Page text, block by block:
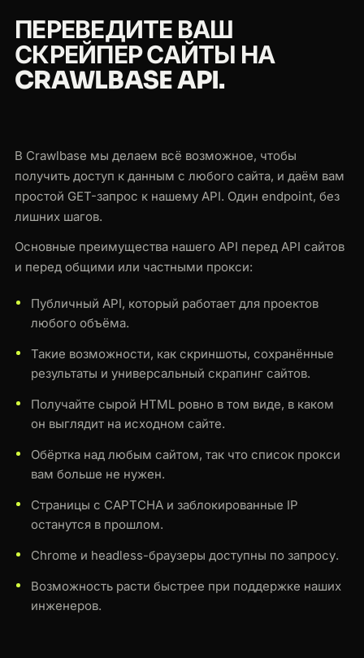
ПЕРЕВЕДИТЕ ВАШ
СКРЕЙПЕР САЙТЫ НА
CRAWLBASE API.
В Crawlbase мы делаем всё возможное, чтобы
получить доступ к данным с любого сайта, и даём вам
простой GET-запрос к нашему API. Один endpoint, без
лишних шагов.
Основные преимущества нашего API перед API сайтов
и перед общими или частными прокси:
Публичный API, который работает для проектов
любого объёма.
Такие возможности, как скриншоты, сохранённые
результаты и универсальный скрапинг сайтов.
Получайте сырой HTML ровно в том виде, в каком
он выглядит на исходном сайте.
Обёртка над любым сайтом, так что список прокси
вам больше не нужен.
Страницы с CAPTCHA и заблокированные IP
останутся в прошлом.
Chrome и headless-браузеры доступны по запросу.
Возможность расти быстрее при поддержке наших
инженеров.